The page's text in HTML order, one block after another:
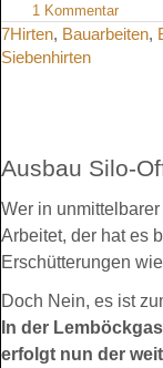
1 Kommentar
7Hirten, Bauarbeiten,
Siebenhirten
Ausbau Silo-
Wer in
Arbeitet, der hat es
Erschütterungen
Doch Nein, es ist
In der
erfolgt nun der